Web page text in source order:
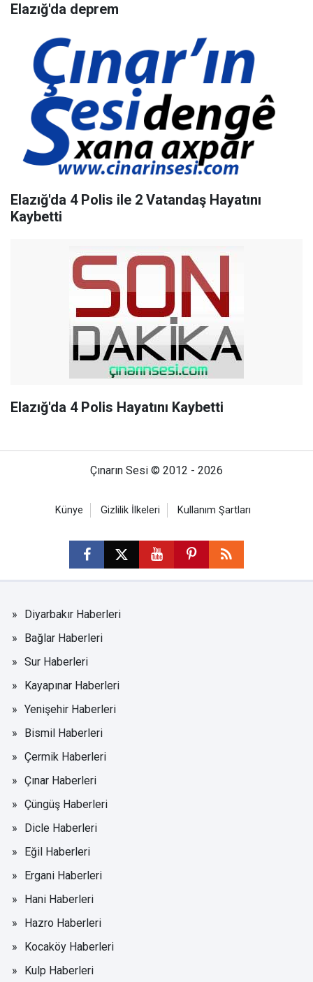
Elazığ'da deprem
Elazığ'da 4 Polis ile 2 Vatandaş Hayatını
Kaybetti
Elazığ'da 4 Polis Hayatını Kaybetti
Çınarın Sesi © 2012 - 2026
Künye Gizlilik İlkeleri Kullanım Şartları
Diyarbakır Haberleri
Bağlar Haberleri
Sur Haberleri
Kayapınar Haberleri
Yenişehir Haberleri
Bismil Haberleri
Çermik Haberleri
Çınar Haberleri
Çüngüş Haberleri
Dicle Haberleri
Eğil Haberleri
Ergani Haberleri
Hani Haberleri
Hazro Haberleri
Kocaköy Haberleri
Kulp Haberleri